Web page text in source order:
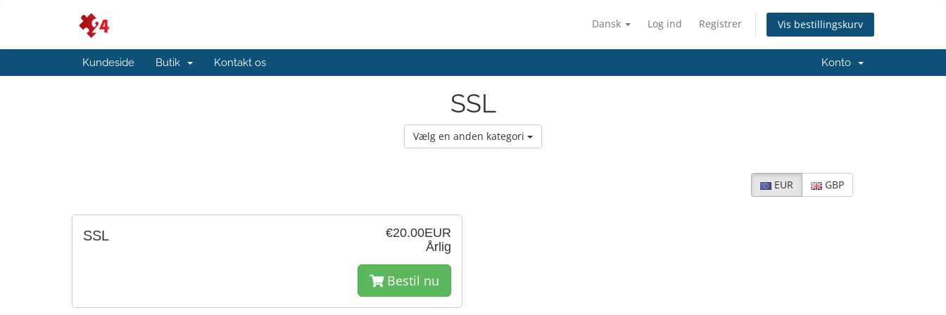
Dansk Log ind Registrer Vis bestillingskurv
Kundeside Butik Kontakt os Konto
SSL
Vælg en anden kategori
EUR GBP
€20.00EUR
Årlig
SSL
Bestil nu